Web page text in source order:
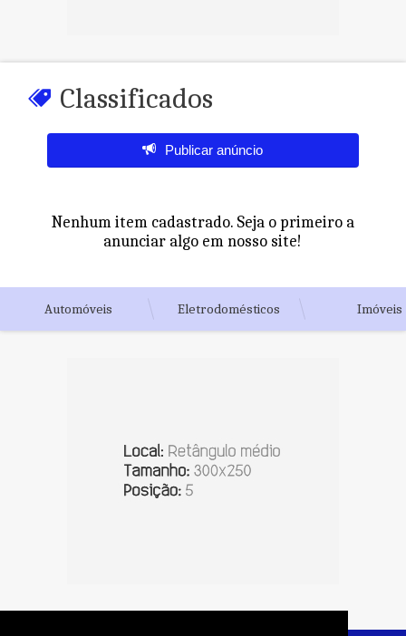
Classificados
Publicar anúncio
Nenhum item cadastrado. Seja o primeiro a
anunciar algo em nosso site!
Automóveis Eletrodomésticos Imóveis